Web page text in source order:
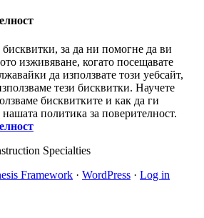
бисквитки, за да ни помогне да ви
изживяване, когато посещавате
да използвате този уебсайт,
тези бисквитки. Научете
бисквитките и как да ги
политика за поверителност.
Specialties
Framework · WordPress · Log in